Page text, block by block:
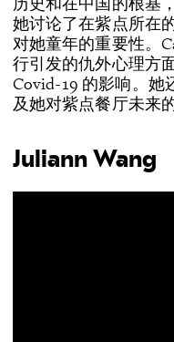
她讨论了在紫点所在
对她童年的重要性。
行引发的仇外心理方
Covid-19 的影响。她
及她对紫点餐厅未来
Juliann Wang